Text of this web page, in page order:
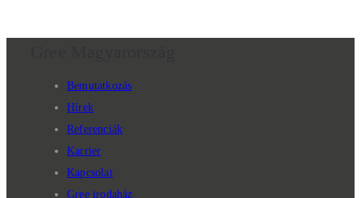
Bemutatkozás
Hírek
Referenciák
Karrier
Kapcsolat
Gree irodaház